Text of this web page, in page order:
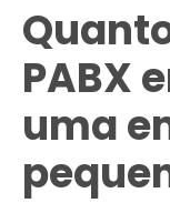
PABX
uma